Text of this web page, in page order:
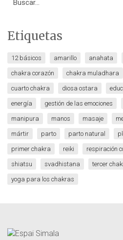
for:
Etiquetas
12 básicos amarillo anahata
chakra corazón chakra muladhara
cuarto chakra diosa ostara
energía gestión de las emociones
manipura manos masaje
mártir parto parto natural
primer chakra reiki respiración
shiatsu svadhistana tercer
yoga para los chakras